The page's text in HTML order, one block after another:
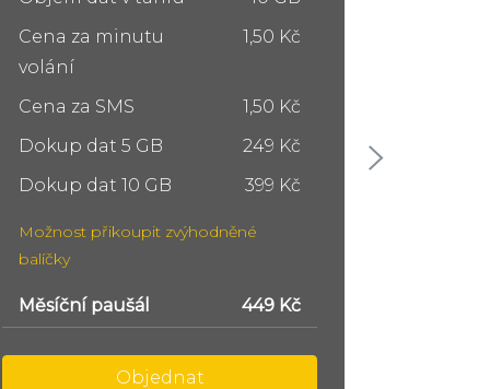
Cena za minutu
volání
1,50 Kč
Cena za SMS
1,50 Kč
Dokup dat 5 GB
249 Kč
Dokup dat 10 GB
399 Kč
Možnost přikoupit zvýhodněné
balíčky
Měsíční paušál 749 Kč
Objednat